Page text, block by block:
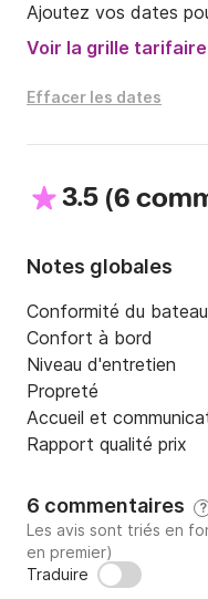
Ajoutez vos dates
Voir la grille tarifaire
Effacer les dates
3.5 (6
Notes globales
Conformité du bateau
Confort à bord
Niveau d'entretien
Propreté
Accueil et
Rapport qualité prix
6 commentaires ?
Les avis sont triés en
en premier)
Traduire